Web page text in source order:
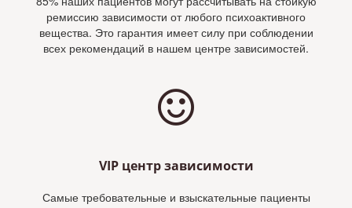
ремиссию зависимости от любого психоактивного
вещества. Это гарантия имеет силу при соблюдении
всех рекомендаций в нашем центре зависимостей.
VIP центр зависимости
Самые требовательные и взыскательные пациенты